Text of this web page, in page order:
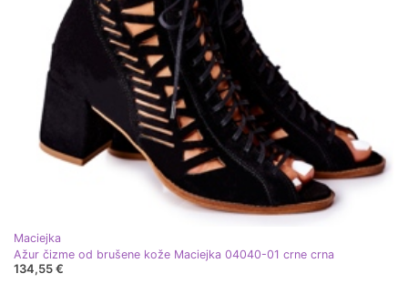
Maciejka
Ažur čizme od brušene kože Maciejka 04040-01 crne crna
134,55 €